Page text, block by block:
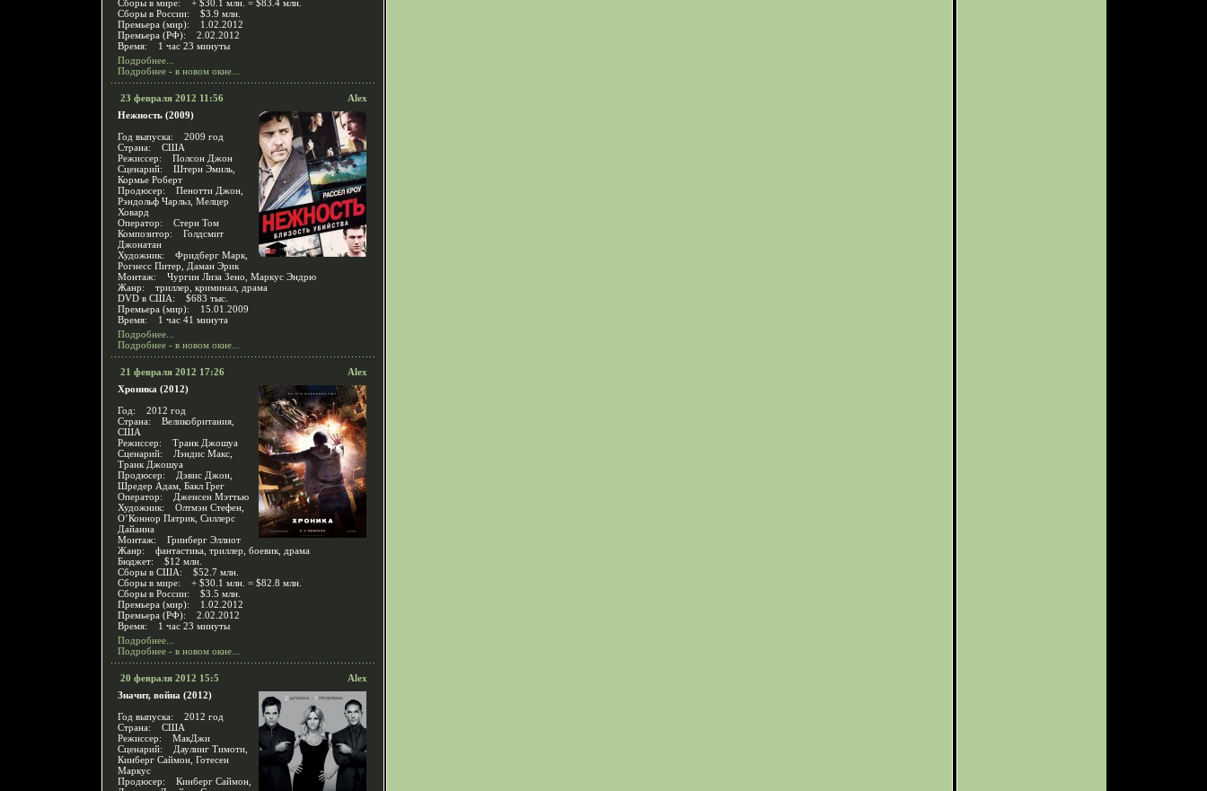
Сборы в мире: + $30.1 млн. = $83.4 млн.
Сборы в России: $3.9 млн.
Премьера (мир): 1.02.2012
Премьера (РФ): 2.02.2012
Время: 1 час 23 минуты
Подробнее...
Подробнее - в новом окне...
23 февраля 2012 11:56
Alex
Нежность (2009)
Год выпуска: 2009 год
Страна: США
Режиссер: Полсон Джон
Сценарий: Штерн Эмиль,
Кормье Роберт
Продюсер: Пенотти Джон,
Рэндольф Чарльз, Мелцер
Ховард
Оператор: Стерн Том
Композитор: Голдсмит
Джонатан
Художник: Фридберг Марк,
Рогнесс Питер, Даман Эрик
Монтаж: Чургин Лиза Зено, Маркус Эндрю
Жанр: триллер, криминал, драма
DVD в США: $683 тыс.
Премьера (мир): 15.01.2009
Время: 1 час 41 минута
Подробнее...
Подробнее - в новом окне...
21 февраля 2012 17:26
Alex
Хроника (2012)
Год: 2012 год
Страна: Великобритания,
США
Режиссер: Транк Джошуа
Сценарий: Лэндис Макс,
Транк Джошуа
Продюсер: Дэвис Джон,
Шредер Адам, Бакл Грег
Оператор: Дженсен Мэттью
Художник: Олтмэн Стефен,
О’Коннор Патрик, Силлерс
Дайанна
Монтаж: Гринберг Эллиот
Жанр: фантастика, триллер, боевик, драма
Бюджет: $12 млн.
Сборы в США: $52.7 млн.
Сборы в мире: + $30.1 млн. = $82.8 млн.
Сборы в России: $3.5 млн.
Премьера (мир): 1.02.2012
Премьера (РФ): 2.02.2012
Время: 1 час 23 минуты
Подробнее...
Подробнее - в новом окне...
20 февраля 2012 15:5
Alex
Значит, война (2012)
Год выпуска: 2012 год
Страна: США
Режиссер: МакДжи
Сценарий: Даулинг Тимоти,
Кинберг Саймон, Готесен
Маркус
Продюсер: Кинберг Саймон,